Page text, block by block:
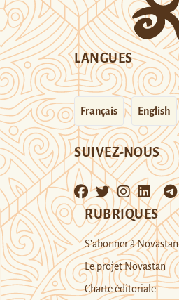
LANGUES
Français English
SUIVEZ-NOUS
RUBRIQUES
S’abonner à Novastan
Le projet Novastan
Charte éditoriale